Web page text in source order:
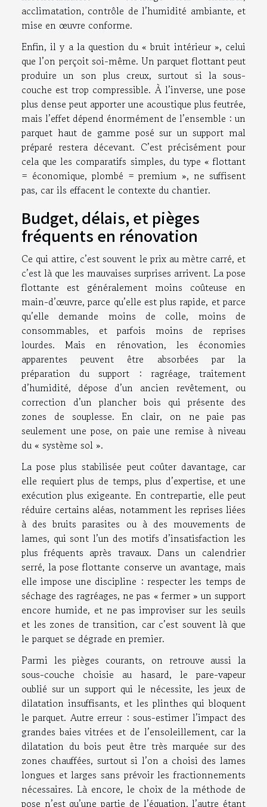
acclimatation, contrôle de l’humidité ambiante, et
mise en œuvre conforme.
Enfin, il y a la question du « bruit intérieur », celui
que l’on perçoit soi-même. Un parquet flottant peut
produire un son plus creux, surtout si la sous-
couche est trop compressible. À l’inverse, une pose
plus dense peut apporter une acoustique plus feutrée,
mais l’effet dépend énormément de l’ensemble : un
parquet haut de gamme posé sur un support mal
préparé restera décevant. C’est précisément pour
cela que les comparatifs simples, du type « flottant
= économique, plombé = premium », ne suffisent
pas, car ils effacent le contexte du chantier.
Budget, délais, et pièges
fréquents en rénovation
Ce qui attire, c’est souvent le prix au mètre carré, et
c’est là que les mauvaises surprises arrivent. La pose
flottante est généralement moins coûteuse en
main-d’œuvre, parce qu’elle est plus rapide, et parce
qu’elle demande moins de colle, moins de
consommables, et parfois moins de reprises
lourdes. Mais en rénovation, les économies
apparentes peuvent être absorbées par la
préparation du support : ragréage, traitement
d’humidité, dépose d’un ancien revêtement, ou
correction d’un plancher bois qui présente des
zones de souplesse. En clair, on ne paie pas
seulement une pose, on paie une remise à niveau
du « système sol ».
La pose plus stabilisée peut coûter davantage, car
elle requiert plus de temps, plus d’expertise, et une
exécution plus exigeante. En contrepartie, elle peut
réduire certains aléas, notamment les reprises liées
à des bruits parasites ou à des mouvements de
lames, qui sont l’un des motifs d’insatisfaction les
plus fréquents après travaux. Dans un calendrier
serré, la pose flottante conserve un avantage, mais
elle impose une discipline : respecter les temps de
séchage des ragréages, ne pas « fermer » un support
encore humide, et ne pas improviser sur les seuils
et les zones de transition, car c’est souvent là que
le parquet se dégrade en premier.
Parmi les pièges courants, on retrouve aussi la
sous-couche choisie au hasard, le pare-vapeur
oublié sur un support qui le nécessite, les jeux de
dilatation insuffisants, et les plinthes qui bloquent
le parquet. Autre erreur : sous-estimer l’impact des
grandes baies vitrées et de l’ensoleillement, car la
dilatation du bois peut être très marquée sur des
zones chauffées, surtout si l’on a choisi des lames
longues et larges sans prévoir les fractionnements
nécessaires. Là encore, le choix de la méthode de
pose n’est qu’une partie de l’équation, l’autre étant